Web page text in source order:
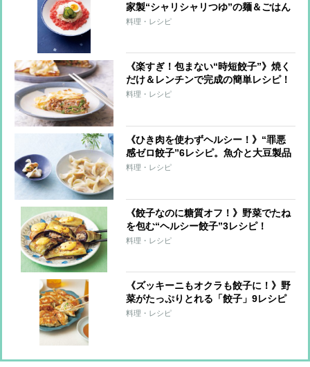
家製“シャリシャリつゆ”の麺＆ごはん
7レシピ
料理・レシピ
《楽すぎ！包まない“時短餃子”》焼く
だけ＆レンチンで完成の簡単レシピ！
料理・レシピ
《ひき肉を使わずヘルシー！》“罪悪
感ゼロ餃子”6レシピ。魚介と大豆製品
で大満足！
料理・レシピ
《餃子なのに糖質オフ！》野菜でたね
を包む“ヘルシー餃子”3レシピ！
料理・レシピ
《ズッキーニもオクラも餃子に！》野
菜がたっぷりとれる「餃子」9レシピ
料理・レシピ